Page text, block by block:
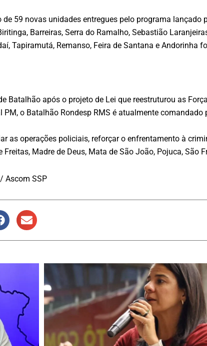
59 novas unidades entregues pelo programa lançado
Barreiras, Serra do Ramalho, Sebastião
Tapiramutá, Remanso, Feira de Santana e Andorinha
Batalhão após o projeto de Lei que reestruturou as
o Batalhão Rondesp RMS é atualmente comandado
as operações policiais, reforçar o enfrentamento à
Freitas, Madre de Deus, Mata de São João, Pojuca,
Ascom SSP